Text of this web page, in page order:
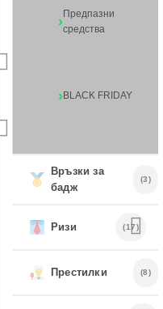
Предпазни
средства
BLACK FRIDAY
Връзки за
бадж
(3)
Ризи (17)
Престилки (8)